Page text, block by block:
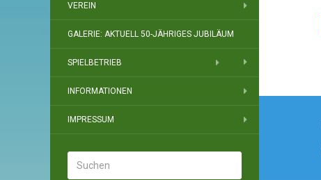
VEREIN
GALERIE: AKTUELL 50-JÄHRIGES JUBILÄUM
SPIELBETRIEB
INFORMATIONEN
IMPRESSUM